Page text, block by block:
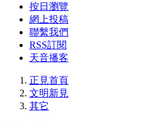
按日瀏覽
網上投稿
聯繫我們
RSS訂閱
天音播客
正見首頁
文明新見
其它